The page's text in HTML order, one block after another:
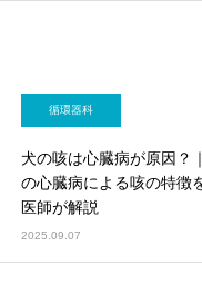
循環器科
犬の咳は心臓病が原因？
の心臓病による咳の特徴
医師が解説
2025.09.07